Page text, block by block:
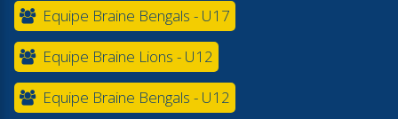
Equipe Braine Bengals - U17
Equipe Braine Lions - U12
Equipe Braine Bengals - U12